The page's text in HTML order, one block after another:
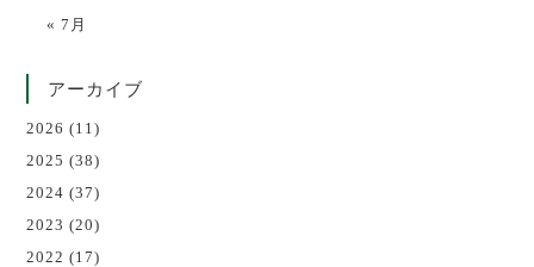
« 7月
アーカイブ
2026 (11)
2025 (38)
2024 (37)
2023 (20)
2022 (17)